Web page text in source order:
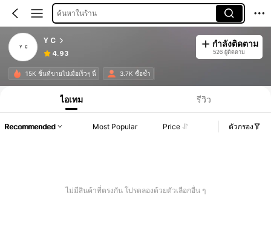
ค้นหาในร้าน
Y C
4.93
กำลังติดตาม
526 ผู้ติดตาม
15K ชิ้นที่ขายไปเมื่อเร็วๆ นี้ 3.7K ซื้อซ้ำ
ไอเทม รีวิว
Recommended Most Popular Price ตัวกรอง
ไม่มีสินค้าที่ตรงกัน โปรดลองด้วยตัวเลือกอื่น ๆ